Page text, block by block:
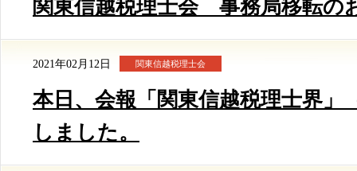
関東信越税理士会 事務局移転の
2021年02月12日 関東信越税理士会
本日、会報「関東信越税理士界」
しました。